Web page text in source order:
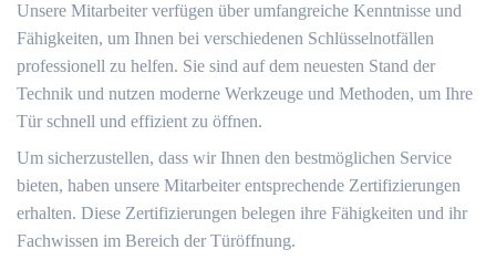
Unsere Mitarbeiter verfügen über umfangreiche Kenntnisse und
Fähigkeiten, um Ihnen bei verschiedenen Schlüsselnotfällen
professionell zu helfen. Sie sind auf dem neuesten Stand der
Technik und nutzen moderne Werkzeuge und Methoden, um Ihre
Tür schnell und effizient zu öffnen.​
Um sicherzustellen, dass wir Ihnen den bestmöglichen Service
bieten, haben unsere Mitarbeiter entsprechende Zertifizierungen
erhalten.​ Diese Zertifizierungen belegen ihre Fähigkeiten und ihr
Fachwissen im Bereich der Türöffnung.​